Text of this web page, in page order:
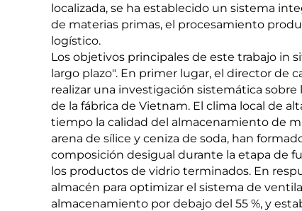
localizada, se ha establecido un sistema
de materias primas, el procesamiento
logístico.
Los objetivos principales de este trabajo in
largo plazo". En primer lugar, el director de
realizar una investigación sistemática
de la fábrica de Vietnam. El clima local de
tiempo la calidad del almacenamiento de
arena de sílice y ceniza de soda, han
composición desigual durante la etapa de
los productos de vidrio terminados. En
almacén para optimizar el sistema de
almacenamiento por debajo del 55 %, y